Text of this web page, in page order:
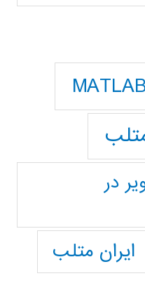
در
ایران متلب